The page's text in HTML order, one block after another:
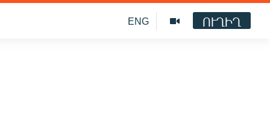
ENG ՈՒՂԻՂ